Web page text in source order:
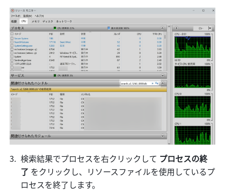
検索結果でプロセスを右クリックして プロセスの終
了 をクリックし、リソースファイルを使用しているプ
ロセスを終了します。